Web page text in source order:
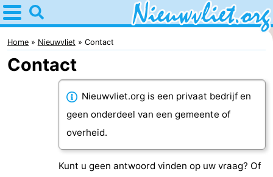
Home
Nieuwvliet
Tips
Appartementen
Home Nieuwvliet Contact
Contact
Nieuwvliet.org is een privaat bedrijf en
geen onderdeel van een gemeente of
overheid.
Kunt u geen antwoord vinden op uw vraag? Of